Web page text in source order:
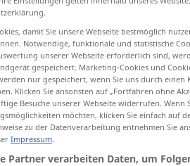
Hausgebrauch
damit Sie unsere Webseite bestmöglich
Notwendige, funktionale und statistische
unserer Webseite erforderlich sind,
gespeichert. Marketing-Cookies und
nur gespeichert, wenn Sie uns durch einen
Klicken Sie ansonsten auf „Fortfahren ohne
Besuche unserer Webseite widerrufen.
möchten, klicken Sie einfach auf
zu der Datenverarbeitung entnehmen Sie
Impressum.
Partner verarbeiten Daten, um